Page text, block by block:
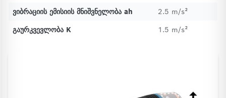
ვიბრაციის ემისიის მნიშვნელობა ah
2.5 m/s²
გაურკვევლობა K
1.5 m/s²